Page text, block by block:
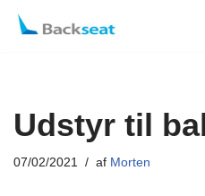
Udstyr til
07/02/2021 af Morten